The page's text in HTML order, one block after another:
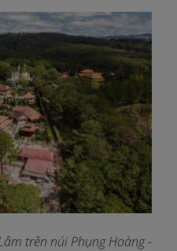
trên núi Phụng Hoàng-